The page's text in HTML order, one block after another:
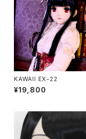
KAWAII EX-22
¥19,800